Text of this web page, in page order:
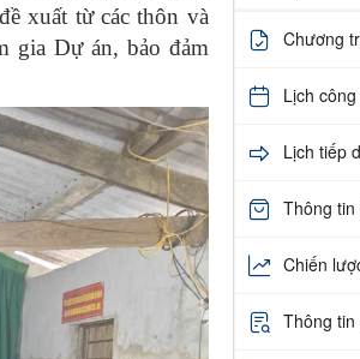
xuất từ các thôn và
gia Dự án, bảo đảm
Chương
Lịch
Lịch tiếp
Thông
Chiến
Thông tin